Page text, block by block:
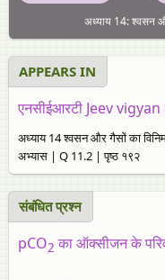
अध्याय 14: श्वसन
APPEARS IN
एनसीईआरटी Jeev
अध्याय 14 श्वसन और गैसों का
अभ्यास | Q 11.2 | पृष्ठ १९२
संबंधित प्रश्न
pCO2 का ऑक्सीजन के